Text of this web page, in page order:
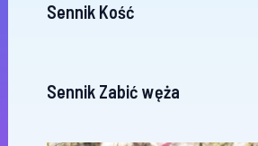
Sennik Kość
Sennik Zabić węża